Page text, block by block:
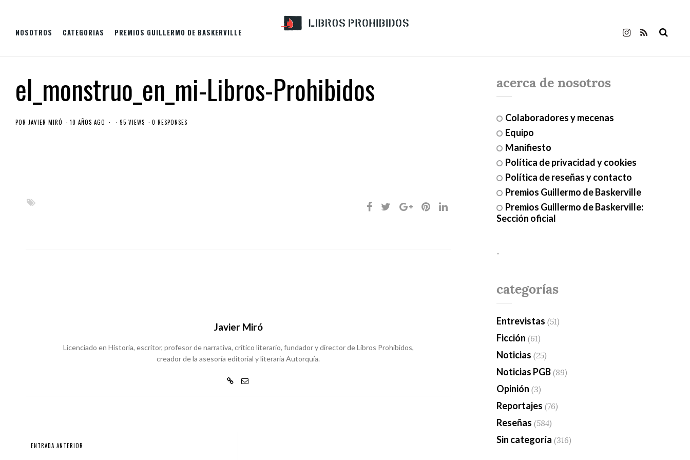
NOSOTROS CATEGORIAS PREMIOS GUILLERMO DE BASKERVILLE
el_monstruo_en_mi-Libros-Prohibidos
POR JAVIER MIRÓ 10 AÑOS AGO 95 VIEWS 0 RESPONSES
Javier Miró
Licenciado en Historia, escritor, profesor de narrativa, crítico literario, fundador y director de Libros Prohibidos,
creador de la asesoría editorial y literaria Autorquía.
ENTRADA ANTERIOR
acerca de nosotros
Colaboradores y mecenas
Equipo
Manifiesto
Política de privacidad y cookies
Política de reseñas y contacto
Premios Guillermo de Baskerville
Premios Guillermo de Baskerville:
Sección oficial
-
categorías
Entrevistas (51)
Ficción (61)
Noticias (25)
Noticias PGB (89)
Opinión (3)
Reportajes (76)
Reseñas (584)
Sin categoría (316)